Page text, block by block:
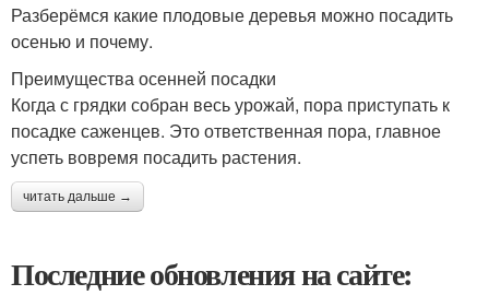
Разберёмся какие плодовые деревья можно посадить
осенью и почему.
Преимущества осенней посадки
Когда с грядки собран весь урожай, пора приступать к
посадке саженцев. Это ответственная пора, главное
успеть вовремя посадить растения.
читать дальше →
Последние обновления на сайте: